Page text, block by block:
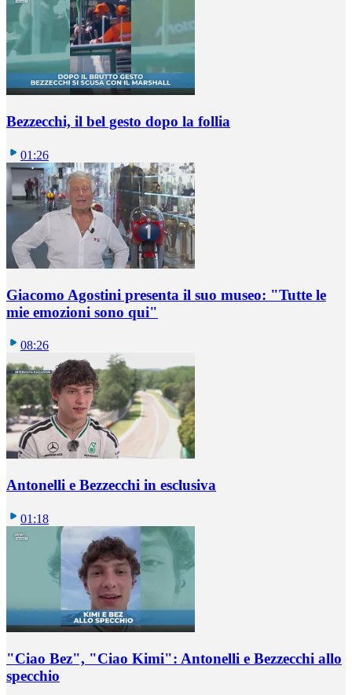
Bezzecchi, il bel gesto dopo la follia
01:26
Giacomo Agostini presenta il suo museo: "Tutte le
mie emozioni sono qui"
08:26
Antonelli e Bezzecchi in esclusiva
01:18
"Ciao Bez", "Ciao Kimi": Antonelli e Bezzecchi allo
specchio